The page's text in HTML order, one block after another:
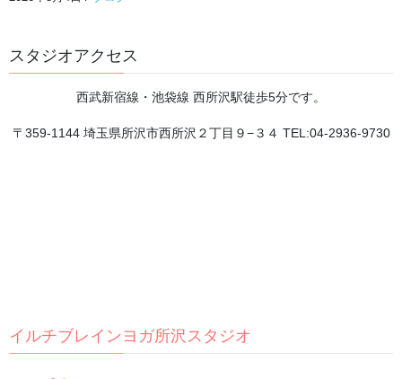
2026年8月4日
チャクラが分かると、 自分が分かる。
スタジオアクセス
西武新宿線・池袋線 西所沢駅徒歩5分です。
〒359-1144 埼玉県所沢市西所沢２丁目９−３４ TEL:04-2936-9730
イルチブレインヨガ所沢スタジオ